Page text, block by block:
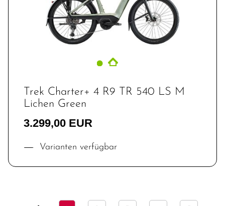
Trek Charter+ 4 R9 TR 540 LS M
Lichen Green
3.299,00 EUR
Varianten verfügbar